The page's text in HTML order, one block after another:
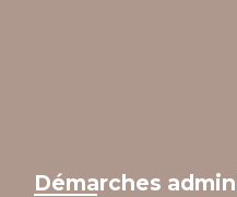
Démarches